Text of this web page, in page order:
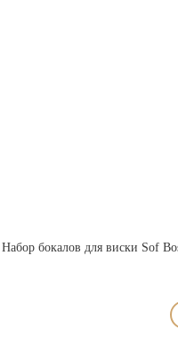
Набор бокалов для виски Sof